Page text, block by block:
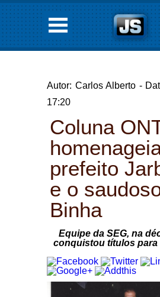
Autor: Carlos Alberto -
17:20
Coluna
prefeito
e o
Binha
Equipe da SEG, na
conquistou títulos para